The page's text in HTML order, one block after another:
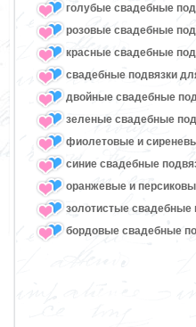
голубые свадебные
розовые свадебные
красные свадебные
свадебные подвязки
двойные свадебные
зеленые свадебные
фиолетовые и
синие свадебные
оранжевые и
золотистые свадебные
бордовые свадебные